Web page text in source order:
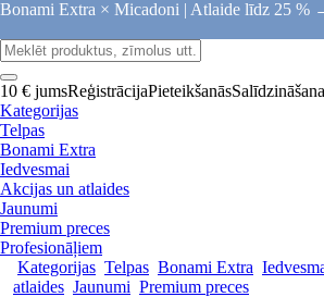
Bonami Extra × Micadoni | Atlaide līdz 25 %
10 € jumsReģistrācijaPieteikšanāsSalīdzināšana
Kategorijas
Telpas
Bonami Extra
Iedvesmai
Akcijas un atlaides
Jaunumi
Premium preces
Profesionāļiem
Kategorijas Telpas Bonami Extra
atlaides Jaunumi Premium preces